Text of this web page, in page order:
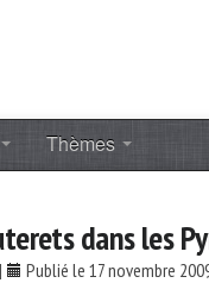
Thèmes
dans les
| Publié le 17 novembre